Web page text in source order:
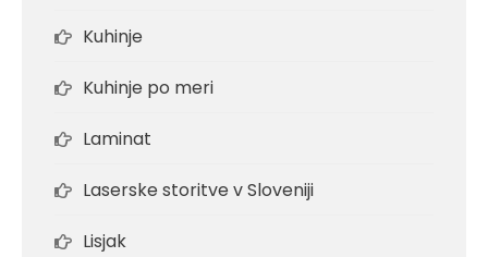
Kuhinje
Kuhinje po meri
Laminat
Laserske storitve v Sloveniji
Lisjak